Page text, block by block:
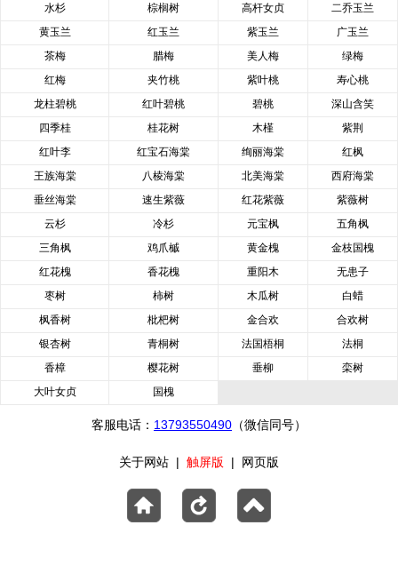
水杉
棕榈树 高杆女贞
二乔玉兰
黄玉兰
红玉兰 紫玉兰
广玉兰
茶梅
腊梅 美人梅
绿梅
红梅
夹竹桃 紫叶桃
寿心桃
龙柱碧桃
红叶碧桃 碧桃
深山含笑
四季桂
桂花树 木槿
紫荆
红叶李
红宝石海棠 绚丽海棠
红枫
王族海棠
八棱海棠 北美海棠
西府海棠
垂丝海棠
速生紫薇 红花紫薇
紫薇树
云杉
冷杉 元宝枫
五角枫
三角枫
鸡爪槭 黄金槐
金枝国槐
红花槐
香花槐 重阳木
无患子
枣树
柿树 木瓜树
白蜡
枫香树
枇杷树 金合欢
合欢树
银杏树
青桐树 法国梧桐
法桐
香樟
樱花树 垂柳
栾树
大叶女贞
国槐
客服电话： 13793550490 （微信同号）
关于网站 | 触屏版 | 网页版